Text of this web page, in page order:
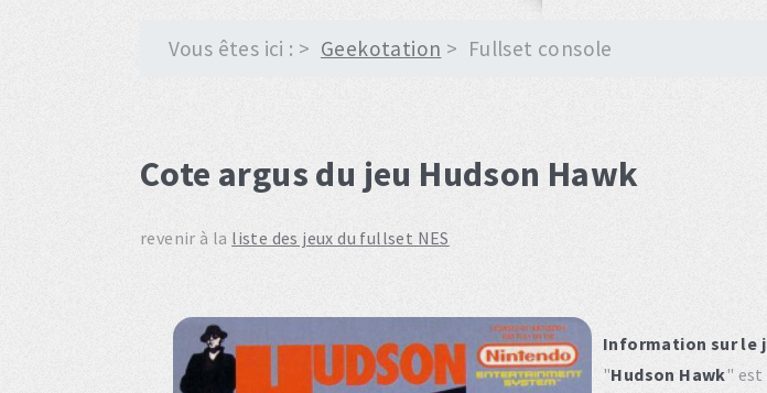
Vous êtes ici : Geekotation Fullset console
Cote argus du jeu Hudson Hawk
revenir à la liste des jeux du fullset NES
Information sur le
"Hudson Hawk"